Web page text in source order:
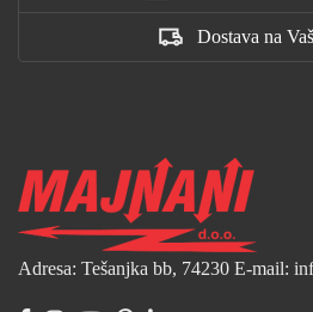
Dostava na
Adresa: Tešanjka bb, 74230 E-mail: